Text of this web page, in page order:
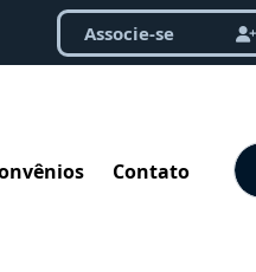
Associe-se
Contato
Ir